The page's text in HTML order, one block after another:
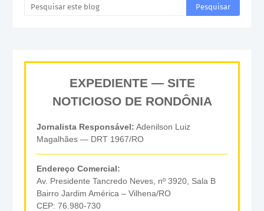
EXPEDIENTE — SITE
NOTICIOSO DE RONDÔNIA
Jornalista Responsável: Adenilson Luiz
Magalhães — DRT 1967/RO
Endereço Comercial:
Av. Presidente Tancredo Neves, nº 3920, Sala B
Bairro Jardim América – Vilhena/RO
CEP: 76.980-730